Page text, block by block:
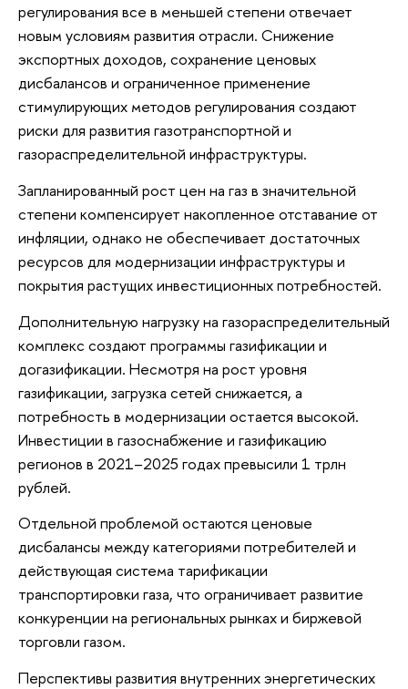
регулирования все в меньшей степени отвечает
новым условиям развития отрасли. Снижение
экспортных доходов, сохранение ценовых
дисбалансов и ограниченное применение
стимулирующих методов регулирования создают
риски для развития газотранспортной и
газораспределительной инфраструктуры.
Запланированный рост цен на газ в значительной
степени компенсирует накопленное отставание от
инфляции, однако не обеспечивает достаточных
ресурсов для модернизации инфраструктуры и
покрытия растущих инвестиционных потребностей.
Дополнительную нагрузку на газораспределительный
комплекс создают программы газификации и
догазификации. Несмотря на рост уровня
газификации, загрузка сетей снижается, а
потребность в модернизации остается высокой.
Инвестиции в газоснабжение и газификацию
регионов в 2021–2025 годах превысили 1 трлн
рублей.
Отдельной проблемой остаются ценовые
дисбалансы между категориями потребителей и
действующая система тарификации
транспортировки газа, что ограничивает развитие
конкуренции на региональных рынках и биржевой
торговли газом.
Перспективы развития внутренних энергетических